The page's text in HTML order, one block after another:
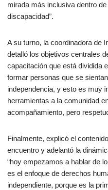
mirada más inclusiva dentro
discapacidad”.
A su turno, la coordinadora de
detalló los objetivos centrales
capacitación que está dividida
formar personas que se
independencia, y esto es muy
herramientas a la comunidad
acompañamiento, pero
Finalmente, explicó el
encuentro y adelantó la
“hoy empezamos a hablar de
es el enfoque de derechos
independiente, porque es la